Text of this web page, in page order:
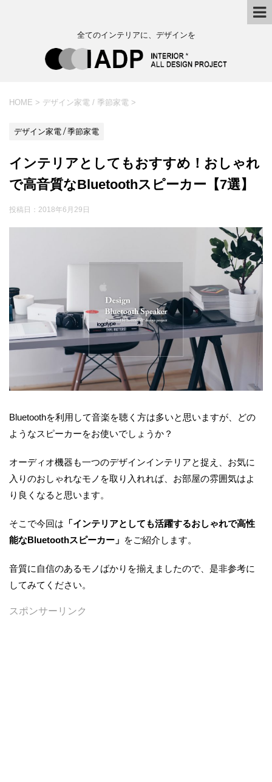
全てのインテリアに、デザインを
HOME > デザイン家電 / 季節家電 >
デザイン家電 / 季節家電
インテリアとしてもおすすめ！おしゃれ
で高音質なBluetoothスピーカー【7選】
投稿日： 2018年6月29日
Bluetoothを利用して音楽を聴く方は多いと思いますが、どの
ようなスピーカーをお使いでしょうか？
オーディオ機器も一つのデザインインテリアと捉え、お気に
入りのおしゃれなモノを取り入れれば、お部屋の雰囲気はよ
り良くなると思います。
そこで今回は 「インテリアとしても活躍するおしゃれで高性
能なBluetoothスピーカー」 をご紹介します。
音質に自信のあるモノばかりを揃えましたので、是非参考に
してみてください。
スポンサーリンク